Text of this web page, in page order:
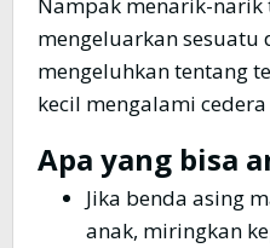
Nampak menarik-
mengeluarkan sesuatu
mengeluhkan tentang
kecil mengalami
Apa yang bisa
Jika benda asing
anak, miringkan